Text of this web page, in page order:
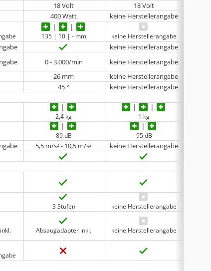
18 Volt
18 Volt
400 Watt
keine Herstellerangabe
135 | 10 | - mm keine Herstellerangabe
keine Herstellerangabe
0 - 3.000/min keine Herstellerangabe
26 mm
keine Herstellerangabe
45 °
keine Herstellerangabe
2,4 kg 1 kg
89 dB 95 dB
5,5 m/s² - 10,5 m/s²
keine Herstellerangabe
3 Stufen keine Herstellerangabe
Absaugadapter inkl. keine Herstellerangabe